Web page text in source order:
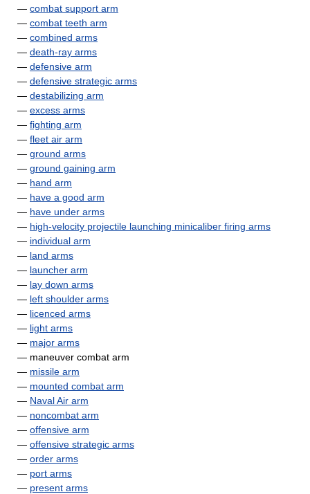
— combat support arm
— combat teeth arm
— combined arms
— death-ray arms
— defensive arm
— defensive strategic arms
— destabilizing arm
— excess arms
— fighting arm
— fleet air arm
— ground arms
— ground gaining arm
— hand arm
— have a good arm
— have under arms
— high-velocity projectile launching minicaliber firing arms
— individual arm
— land arms
— launcher arm
— lay down arms
— left shoulder arms
— licenced arms
— light arms
— major arms
— maneuver combat arm
— missile arm
— mounted combat arm
— Naval Air arm
— noncombat arm
— offensive arm
— offensive strategic arms
— order arms
— port arms
— present arms